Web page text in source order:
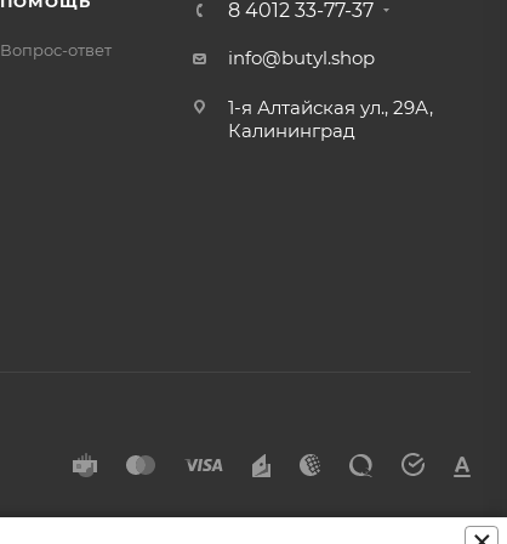
Вопрос-ответ
8 4012 33-77-37
info@butyl.shop
1-я Алтайская ул., 29А,
Калининград